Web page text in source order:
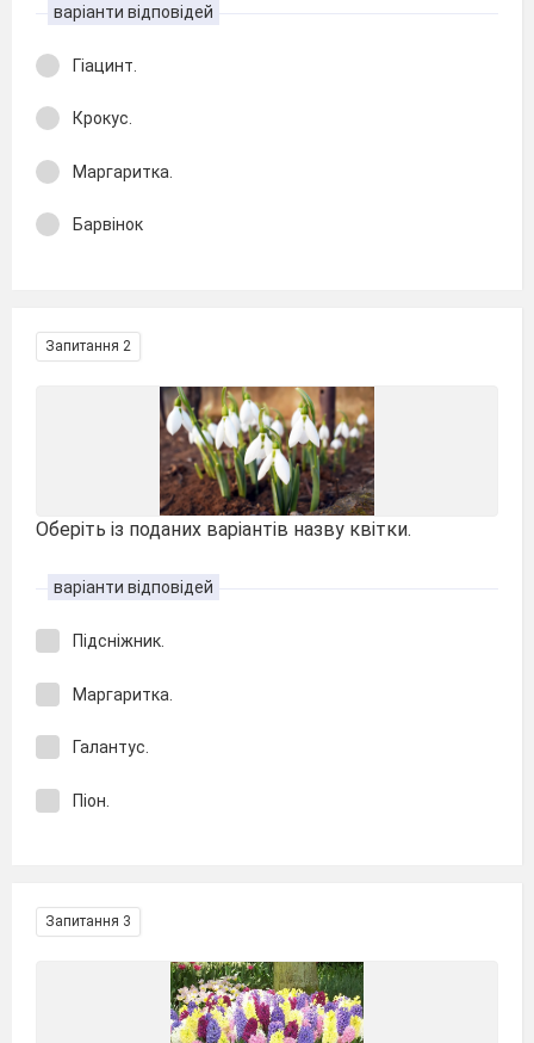
варіанти відповідей
Гіацинт.
Крокус.
Маргаритка.
Барвінок
Запитання 2
Оберіть із поданих варіантів назву квітки.
варіанти відповідей
Підсніжник.
Маргаритка.
Галантус.
Піон.
Запитання 3